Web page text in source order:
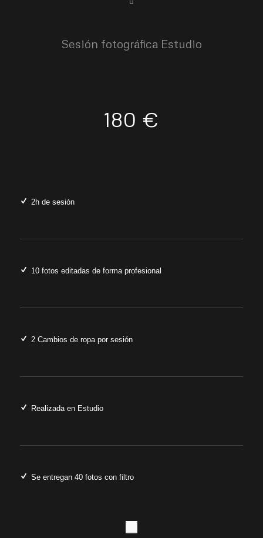
Sesión fotográfica Estudio
180 €
2h de sesión
10 fotos editadas de forma profesional
2 Cambios de ropa por sesión
Realizada en Estudio
Se entregan 40 fotos con filtro